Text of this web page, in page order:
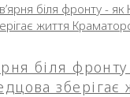
біля
зберігає